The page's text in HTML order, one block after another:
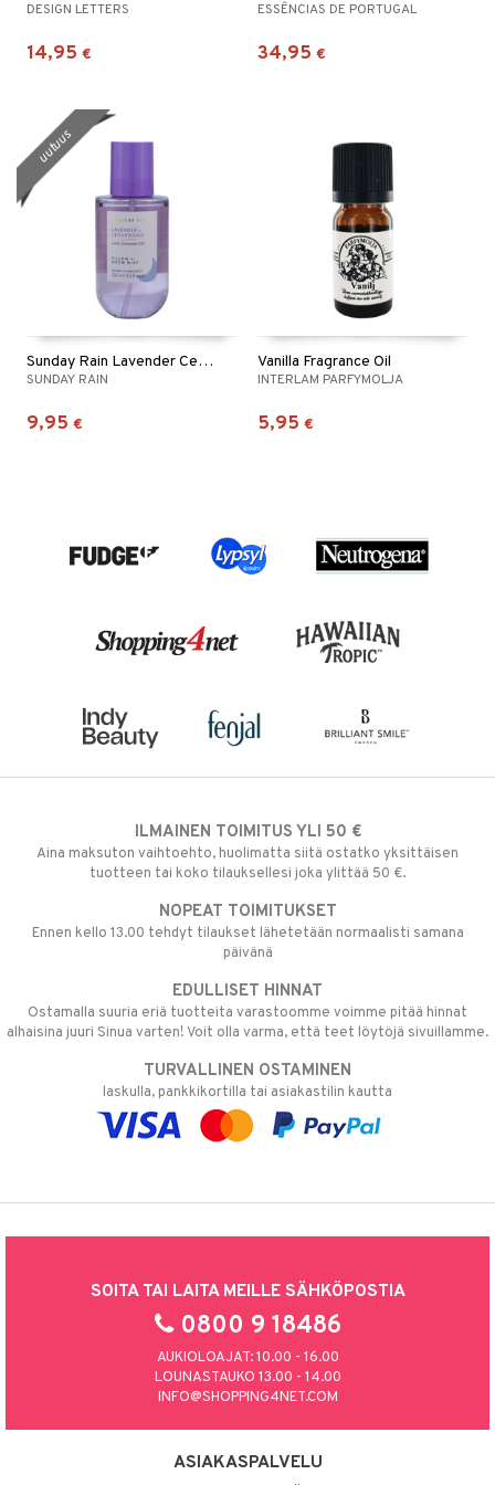
DESIGN LETTERS
14,95 €
ESSÊNCIAS DE PORTUGAL
34,95 €
Sunday Rain Lavender Cederwood Pillow + Room Mist
SUNDAY RAIN
9,95 €
uutuus
Vanilla Fragrance Oil
INTERLAM PARFYMOLJA
5,95 €
ILMAINEN TOIMITUS YLI 50 €
Aina maksuton vaihtoehto, huolimatta siitä ostatko yksittäisen
tuotteen tai koko tilauksellesi joka ylittää 50 €.
NOPEAT TOIMITUKSET
Ennen kello 13.00 tehdyt tilaukset lähetetään normaalisti samana
päivänä
EDULLISET HINNAT
Ostamalla suuria eriä tuotteita varastoomme voimme pitää hinnat
alhaisina juuri Sinua varten! Voit olla varma, että teet löytöjä sivuillamme.
TURVALLINEN OSTAMINEN
laskulla, pankkikortilla tai asiakastilin kautta
SOITA TAI LAITA MEILLE SÄHKÖPOSTIA
0800 9 18486
AUKIOLOAJAT: 10.00 - 16.00
LOUNASTAUKO 13.00 - 14.00
INFO@SHOPPING4NET.COM
ASIAKASPALVELU